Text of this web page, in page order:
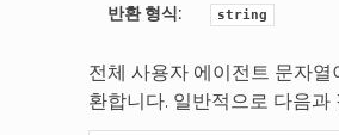
반환 형식: string
전체 사용자 에이전트 문자
환합니다. 일반적으로 다음과